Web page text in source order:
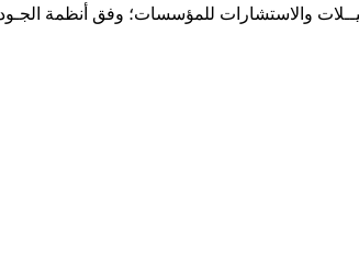
والاستشارات للمؤسسات؛ وفق أنظمة